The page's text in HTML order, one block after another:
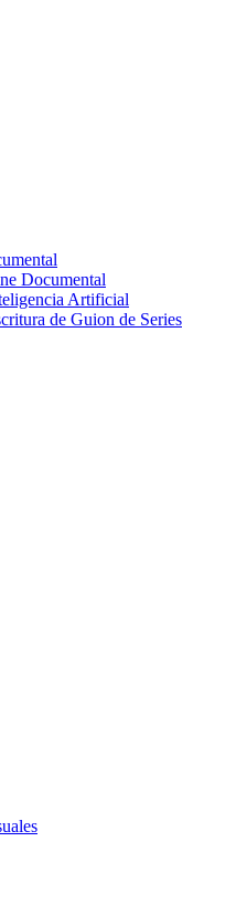
Documental
Artificial
de Guion de Series